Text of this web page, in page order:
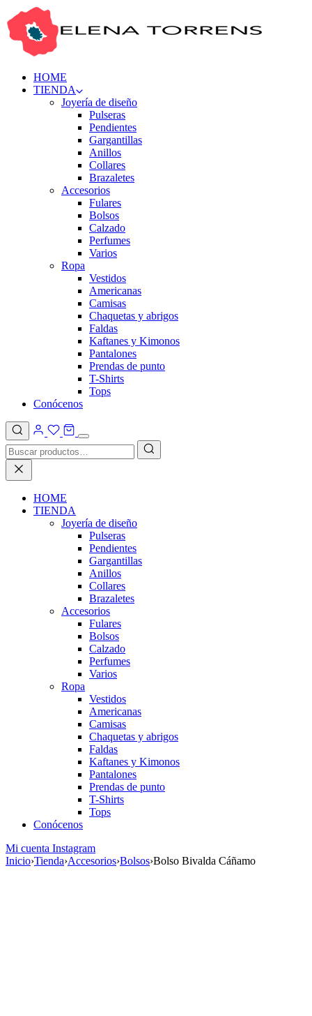
HOME
TIENDA
Joyería de diseño
Pulseras
Pendientes
Gargantillas
Anillos
Collares
Brazaletes
Accesorios
Fulares
Bolsos
Calzado
Perfumes
Varios
Ropa
Vestidos
Americanas
Camisas
Chaquetas y abrigos
Faldas
Kaftanes y Kimonos
Pantalones
Prendas de punto
T-Shirts
Tops
Conócenos
HOME
TIENDA
Joyería de diseño
Pulseras
Pendientes
Gargantillas
Anillos
Collares
Brazaletes
Accesorios
Fulares
Bolsos
Calzado
Perfumes
Varios
Ropa
Vestidos
Americanas
Camisas
Chaquetas y abrigos
Faldas
Kaftanes y Kimonos
Pantalones
Prendas de punto
T-Shirts
Tops
Conócenos
Mi cuenta Instagram
Inicio›Tienda›Accesorios›Bolsos›Bolso Bivalda Cáñamo